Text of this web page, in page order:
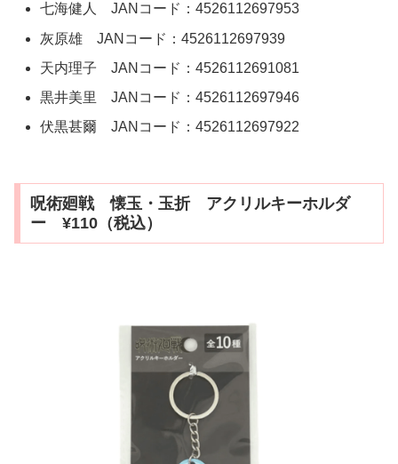
七海健人 JANコード：4526112697953
灰原雄 JANコード：4526112697939
天内理子 JANコード：4526112691081
黒井美里 JANコード：4526112697946
伏黒甚爾 JANコード：4526112697922
呪術廻戦 懐玉・玉折 アクリルキーホルダ
ー ¥110（税込）